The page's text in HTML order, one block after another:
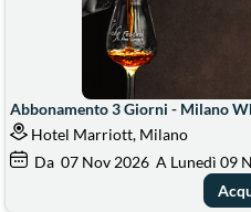
Abbonamento 3 Giorni - Milano
Hotel Marriott, Milano
Da 07 Nov 2026 A Lunedì 09